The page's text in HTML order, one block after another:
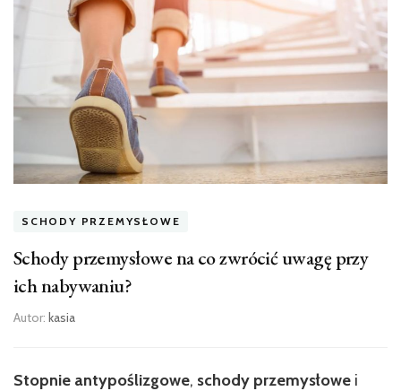
SCHODY PRZEMYSŁOWE
Schody przemysłowe na co zwrócić uwagę przy
ich nabywaniu?
Autor: kasia
Stopnie antypoślizgowe, schody przemysłowe i